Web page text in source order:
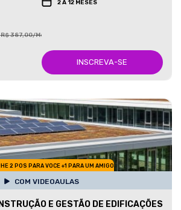
2 A 12 MESES
387,00/Mês
INSCREVA-SE
2 POS PARA VOCE +1 PARA UM AMIGO
COM VIDEOAULAS
E GESTÃO DE EDIFICAÇÕES